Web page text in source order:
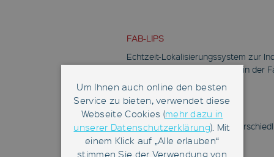
FAB-LIPS
Echtzeit-Lokalisierungssystem zur
Ortung von Produktionslosen in der
FAB-LIPS
FlatStocker
Platzsparende Lagerung
Produktträger unterhalb der
Reinraumdecke
Um Ihnen auch online den besten
Service zu bieten, verwendet diese
Webseite Cookies (mehr dazu in
unserer Datenschutzerklärung). Mit
einem Klick auf „Alle erlauben“
stimmen Sie der Verwendung von